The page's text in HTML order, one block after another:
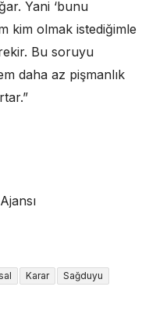
Yani ‘bunu
kim olmak istediğimle
Bu soruyu
daha az pişmanlık
Karar Sağduyu